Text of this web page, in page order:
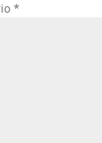
*